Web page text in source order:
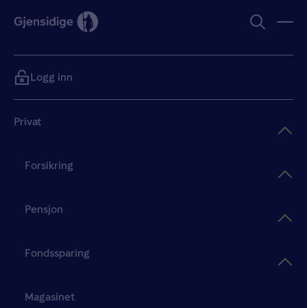
Privat
Forsikring
Pensjon
Fondssparing
Magasinet
Logg inn